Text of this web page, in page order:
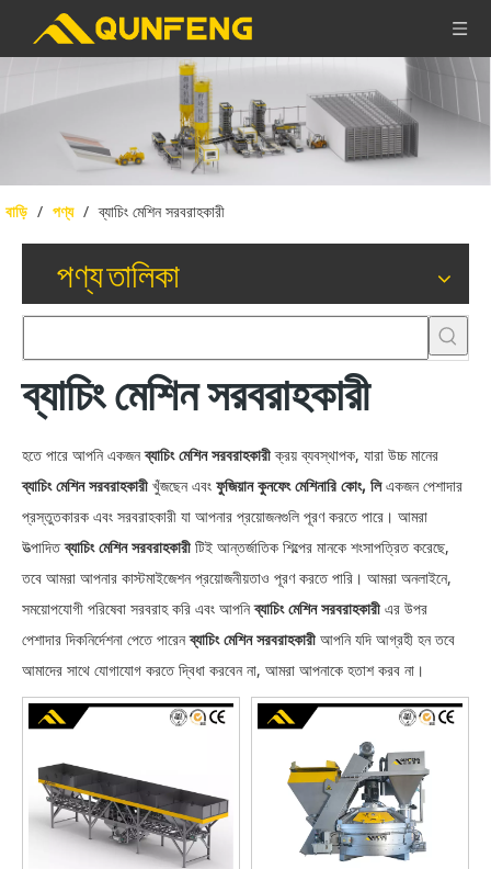
বাড়ি / পণ্য / ব্যাচিং মেশিন সরবরাহকারী
পণ্য তালিকা
ব্যাচিং মেশিন সরবরাহকারী
হতে পারে আপনি একজনব্যাচিং মেশিন সরবরাহকারীক্রয় ব্যবস্থাপক, যারা উচ্চ মানের
ব্যাচিং মেশিন সরবরাহকারী খুঁজছেন এবং ফুজিয়ান কুনফেং মেশিনারি কোং, লিএকজন পেশাদার
প্রস্তুতকারক এবং সরবরাহকারী যা আপনার প্রয়োজনগুলি পূরণ করতে পারে। আমরা
উত্পাদিতব্যাচিং মেশিন সরবরাহকারী টিই আন্তর্জাতিক শিল্পের মানকে শংসাপত্রিত করেছে,
তবে আমরা আপনার কাস্টমাইজেশন প্রয়োজনীয়তাও পূরণ করতে পারি। আমরা অনলাইনে,
সময়োপযোগী পরিষেবা সরবরাহ করি এবং আপনিব্যাচিং মেশিন সরবরাহকারী এর উপর
পেশাদার দিকনির্দেশনা পেতে পারেনব্যাচিং মেশিন সরবরাহকারী আপনি যদি আগ্রহী হন তবে
আমাদের সাথে যোগাযোগ করতে দ্বিধা করবেন না, আমরা আপনাকে হতাশ করব না।